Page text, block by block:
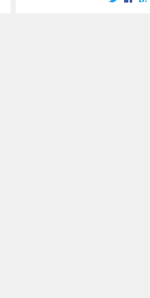
LINK.が制作したアニメop集 前編 【作